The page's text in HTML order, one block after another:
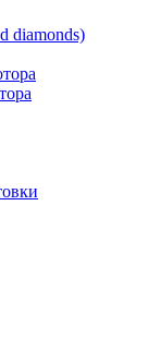
diamonds)